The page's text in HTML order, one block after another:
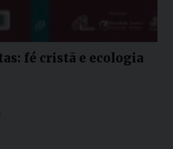
fé cristã e ecologia